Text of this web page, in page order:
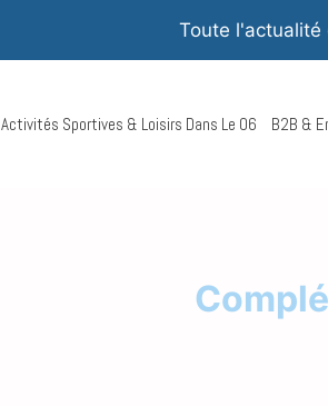
Toute l'actualité
Activités Sportives & Loisirs Dans Le 06 B2B &